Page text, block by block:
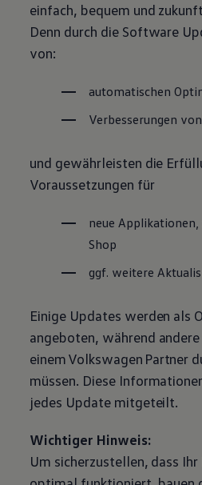
einfach, bequem und
Denn durch die Software
von:
automatischen
Verbesserungen
und gewährleisten die
Voraussetzungen für
neue Applikationen,
Shop
ggf. weitere
Einige Updates werden als
angeboten, während andere
einemVolkswagen Partner
müssen. Diese
jedes Update mitgeteilt.
Wichtiger Hinweis:
Um sicherzustellen, dass